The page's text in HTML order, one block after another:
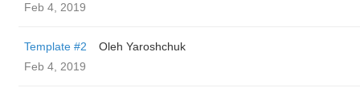
Feb 4, 2019
Template #2
Oleh Yaroshchuk
Feb 4, 2019